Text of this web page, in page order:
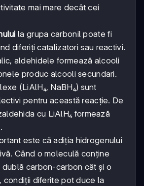
mai mare decât cei
la grupa carbonil poate fi
diferiți catalizatori sau reactivi.
aldehidele formează alcooli
produc alcooli secundari.
(LiAlH₄, NaBH₄) sunt
pentru această reacție. De
cu LiAlH₄ formează
este că adiția hidrogenului
Când o moleculă conține
carbon-carbon cât și o
condiții diferite pot duce la